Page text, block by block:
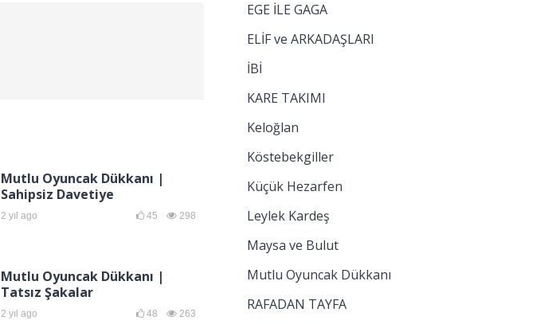
Mutlu Oyuncak Dükkanı |
Sahipsiz Davetiye
2 yıl ago 45 298
Mutlu Oyuncak Dükkanı |
Tatsız Şakalar
2 yıl ago 48 263
EGE İLE GAGA
ELİF ve ARKADAŞLARI
İBİ
KARE TAKIMI
Keloğlan
Köstebekgiller
Küçük Hezarfen
Leylek Kardeş
Maysa ve Bulut
Mutlu Oyuncak Dükkanı
RAFADAN TAYFA